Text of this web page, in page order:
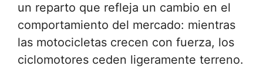
un reparto que refleja un cambio en el
comportamiento del mercado: mientras
las motocicletas crecen con fuerza, los
ciclomotores ceden ligeramente terreno.